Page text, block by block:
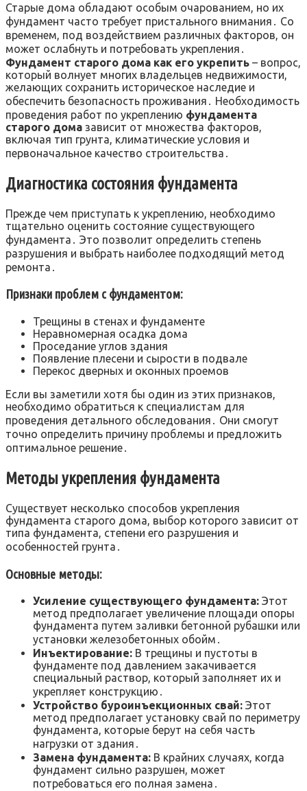
Старые дома обладают особым очарованием, но их
фундамент часто требует пристального внимания․ Со
временем, под воздействием различных факторов, он
может ослабнуть и потребовать укрепления․
Фундамент старого дома как его укрепить – вопрос,
который волнует многих владельцев недвижимости,
желающих сохранить историческое наследие и
обеспечить безопасность проживания․ Необходимость
проведения работ по укреплению фундамента
старого дома зависит от множества факторов,
включая тип грунта, климатические условия и
первоначальное качество строительства․
Диагностика состояния фундамента
Прежде чем приступать к укреплению, необходимо
тщательно оценить состояние существующего
фундамента․ Это позволит определить степень
разрушения и выбрать наиболее подходящий метод
ремонта․
Признаки проблем с фундаментом:
Трещины в стенах и фундаменте
Неравномерная осадка дома
Проседание углов здания
Появление плесени и сырости в подвале
Перекос дверных и оконных проемов
Если вы заметили хотя бы один из этих признаков,
необходимо обратиться к специалистам для
проведения детального обследования․ Они смогут
точно определить причину проблемы и предложить
оптимальное решение․
Методы укрепления фундамента
Существует несколько способов укрепления
фундамента старого дома, выбор которого зависит от
типа фундамента, степени его разрушения и
особенностей грунта․
Основные методы:
Усиление существующего фундамента: Этот
метод предполагает увеличение площади опоры
фундамента путем заливки бетонной рубашки или
установки железобетонных обойм․
Инъектирование: В трещины и пустоты в
фундаменте под давлением закачивается
специальный раствор, который заполняет их и
укрепляет конструкцию․
Устройство буроинъекционных свай: Этот
метод предполагает установку свай по периметру
фундамента, которые берут на себя часть
нагрузки от здания․
Замена фундамента: В крайних случаях, когда
фундамент сильно разрушен, может
потребоваться его полная замена․